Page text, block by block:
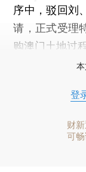
序中，驳回刘
请，正式受理
购澳门土地过
登
财
可